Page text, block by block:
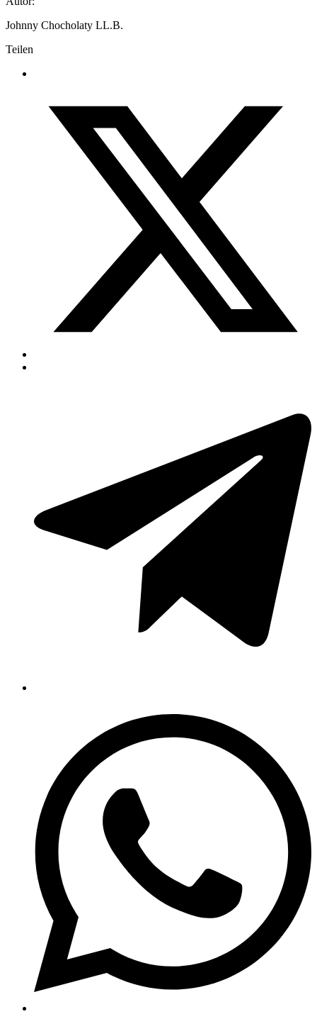
Johnny Chocholaty LL.B.
Teilen